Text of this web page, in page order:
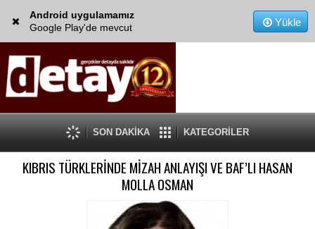
Android uygulamamız
Google Play'de mevcut
Yükle
SON DAKİKA KATEGORİLER
KIBRIS TÜRKLERİNDE MİZAH ANLAYIŞI VE BAF’LI HASAN
MOLLA OSMAN